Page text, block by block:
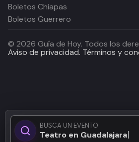
BUSCA UN EVENTO
Teatro en Guadalajara...
Boletos Chiapas
Boletos Guerrero
© 2026 Guía de Hoy. Todos los
Aviso de privacidad. Términos y